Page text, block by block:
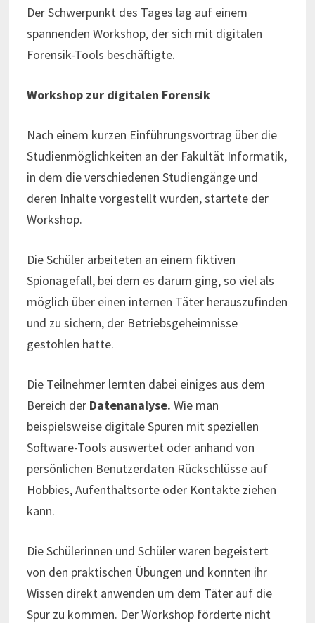
Der Schwerpunkt des Tages lag auf einem
spannenden Workshop, der sich mit digitalen
Forensik-Tools beschäftigte.
Workshop zur digitalen Forensik
Nach einem kurzen Einführungsvortrag über die
Studienmöglichkeiten an der Fakultät Informatik,
in dem die verschiedenen Studiengänge und
deren Inhalte vorgestellt wurden, startete der
Workshop.
Die Schüler arbeiteten an einem fiktiven
Spionagefall, bei dem es darum ging, so viel als
möglich über einen internen Täter herauszufinden
und zu sichern, der Betriebsgeheimnisse
gestohlen hatte.
Die Teilnehmer lernten dabei einiges aus dem
Bereich der Datenanalyse. Wie man
beispielsweise digitale Spuren mit speziellen
Software-Tools auswertet oder anhand von
persönlichen Benutzerdaten Rückschlüsse auf
Hobbies, Aufenthaltsorte oder Kontakte ziehen
kann.
Die Schülerinnen und Schüler waren begeistert
von den praktischen Übungen und konnten ihr
Wissen direkt anwenden um dem Täter auf die
Spur zu kommen. Der Workshop förderte nicht